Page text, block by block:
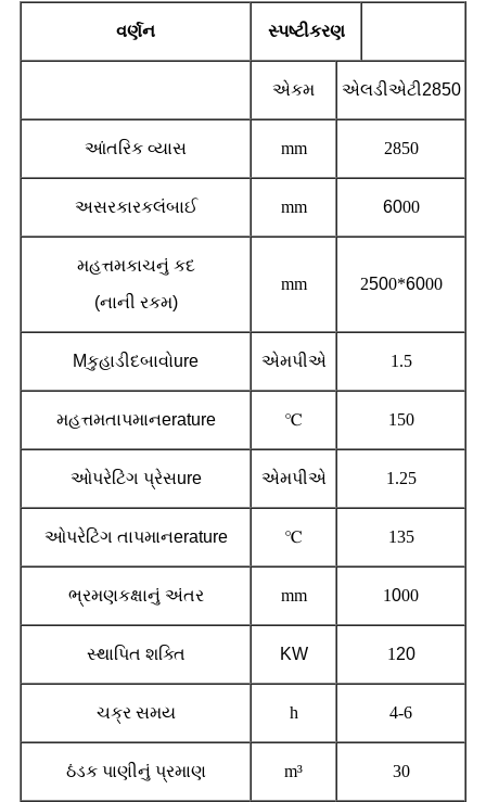
વર્ણન સ્પષ્ટીકરણ
એકમ એલડીએટી2850
આંતરિક વ્યાસ mm 2850
અસરકારકલંબાઈ mm 6000
મહત્તમકાચનું કદ
(નાની રકમ)
mm 2500*6000
Mકુહાડીદબાવોure એમપીએ 1.5
મહત્તમતાપમાનerature ℃ 150
ઓપરેટિંગ પ્રેસure એમપીએ 1.25
ઓપરેટિંગ તાપમાનerature ℃ 135
ભ્રમણકક્ષાનું અંતર mm 1000
સ્થાપિત શક્તિ KW 120
ચક્ર સમય h 4-6
ઠંડક પાણીનું પ્રમાણ m³ 30